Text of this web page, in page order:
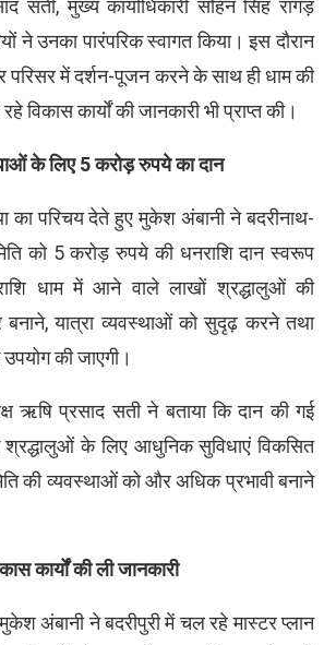
सती, मुख्य कार्याधिकारी सोहन सिंह रांगड़
ने उनका पारंपरिक स्वागत किया। इस दौरान
परिसर में दर्शन-पूजन करने के साथ ही धाम की
कार्यों की जानकारी भी प्राप्त की।
के लिए 5 करोड़ रुपये का दान
का परिचय देते हुए मुकेश अंबानी ने बदरीनाथ-
को 5 करोड़ रुपये की धनराशि दान स्वरूप
धाम में आने वाले लाखों श्रद्धालुओं की
यात्रा व्यवस्थाओं को सुदृढ़ करने तथा
उपयोग की जाएगी।
ऋषि प्रसाद सती ने बताया कि दान की गई
श्रद्धालुओं के लिए आधुनिक सुविधाएं विकसित
की व्यवस्थाओं को और अधिक प्रभावी बनाने
कार्यों की ली जानकारी
अंबानी ने बदरीपुरी में चल रहे मास्टर प्लान